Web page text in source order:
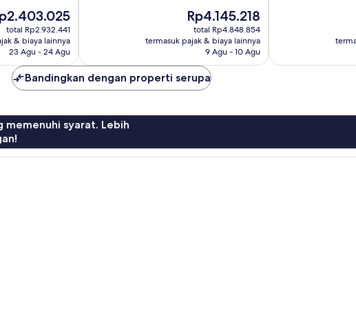
total Rp2.932.441
& biaya lainnya
23 Agu - 24 Agu
Harga
sekarang
Rp4.145.218
Rp4.145.218
total Rp4.848.854
termasuk pajak & biaya lainnya
9 Agu - 10 Agu
Bandingkan dengan properti serupa
memenuhi syarat. Lebih